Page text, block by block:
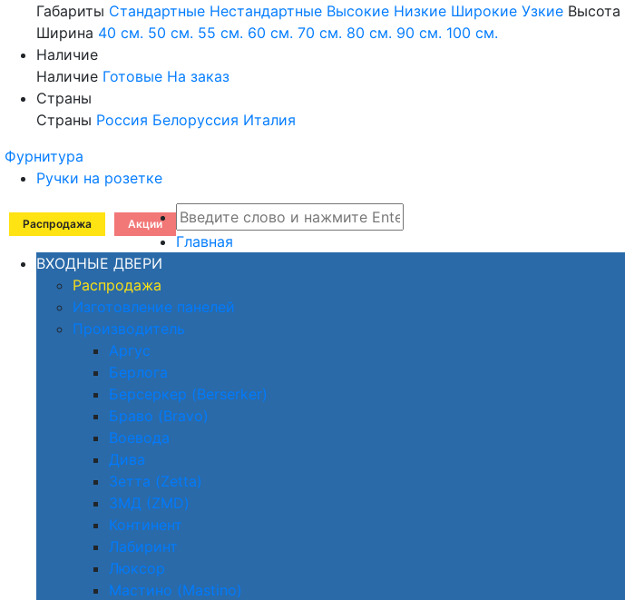
Габариты Стандартные Нестандартные Высокие Низкие Широкие Узкие Высота
Ширина 40 см. 50 см. 55 см. 60 см. 70 см. 80 см. 90 см. 100 см.
Наличие
Наличие Готовые На заказ
Страны
Страны Россия Белоруссия Италия
Фурнитура
Ручки на розетке
Распродажа Акции
Главная
ВХОДНЫЕ ДВЕРИ
Распродажа
Изготовление панелей
Производитель
Аргус
Берлога
Берсеркер (Berserker)
Браво (Bravo)
Воевода
Дива
Зетта (Zetta)
ЗМД (ZMD)
Континент
Лабиринт
Люксор
Мастино (Mastino)